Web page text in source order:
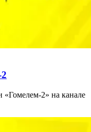
2» на канале